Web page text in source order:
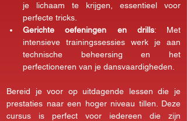
je lichaam te krijgen, essentieel voor
perfecte tricks.
Gerichte oefeningen en drills: Met
intensieve trainingssessies werk je aan
technische beheersing en het
perfectioneren van je dansvaardigheden.
Bereid je voor op uitdagende lessen die je
prestaties naar een hoger niveau tillen. Deze
cursus is perfect voor iedereen die zijn